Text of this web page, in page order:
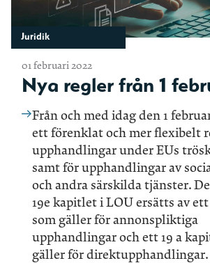
Juridik
01 februari 2022
Nya regler från 1
Från och med idag den 1
ett förenklat och mer flexibelt
upphandlingar under EUs
samt för upphandlingar av
och andra särskilda tjänster.
19e kapitlet i LOU ersätts av
som gäller för annonspliktiga
upphandlingar och ett 19 a
gäller för direktupphandlingar.